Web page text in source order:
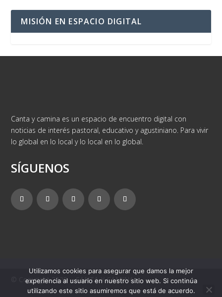
MISIÓN EN ESPACIO DIGITAL
Canta y camina es un espacio de encuentro digital con
noticias de interés pastoral, educativo y agustiniano. Para vivir
lo global en lo local y lo local en lo global.
SÍGUENOS
© Copyright 2025 – CANTA Y CAMINA
Utilizamos cookies para asegurar que damos la mejor
experiencia al usuario en nuestro sitio web. Si continúa
utilizando este sitio asumiremos que está de acuerdo.